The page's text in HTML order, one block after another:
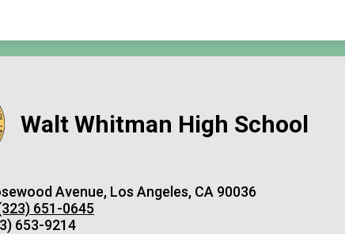
Walt Whitman High School
Avenue, Los Angeles, CA 90036
651-0645
653-9214